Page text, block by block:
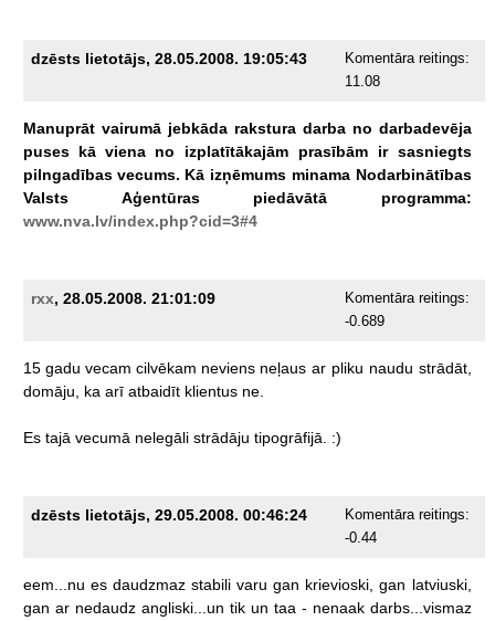
dzēsts lietotājs, 28.05.2008. 19:05:43
Komentāra reitings:
11.08
Manuprāt vairumā jebkāda rakstura darba no darbadevēja
puses kā viena no izplatītākajām prasībām ir sasniegts
pilngadības vecums. Kā izņēmums minama Nodarbinātības
Valsts
Aģentūras piedāvātā
programma:
www.nva.lv/index.php?cid=3#4
rxx, 28.05.2008. 21:01:09
Komentāra reitings:
-0.689
15 gadu vecam cilvēkam neviens neļaus ar pliku naudu strādāt,
domāju,
ka arī atbaidīt klientus ne.
Es tajā vecumā nelegāli strādāju tipogrāfijā. :)
dzēsts lietotājs, 29.05.2008. 00:46:24
Komentāra reitings:
-0.44
eem...nu es daudzmaz stabili varu gan krievioski, gan latviuski,
gan ar nedaudz angliski...un tik un taa - nenaak darbs...vismaz